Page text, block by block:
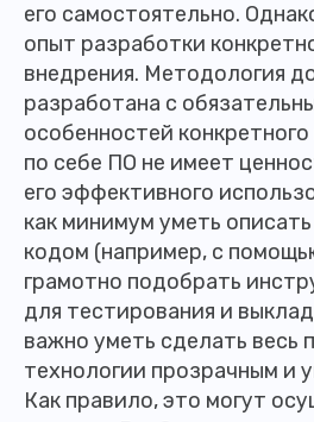
его самостоятельно.
опыт разработки
внедрения. Методология
разработана с
особенностей
по себе ПО не имеет
его эффективного
как минимум уметь
кодом (например, с
грамотно подобрать
для тестирования и
важно уметь сделать весь
технологии прозрачным и
Как правило, это могут